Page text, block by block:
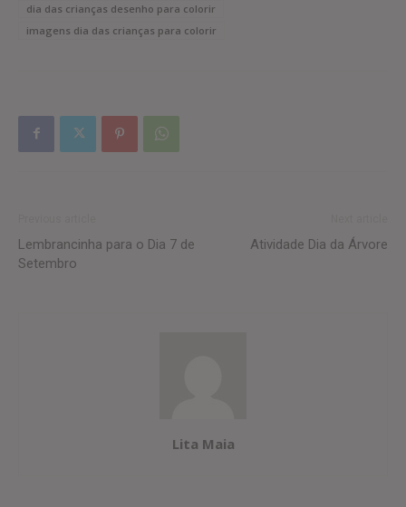
dia das crianças desenho para colorir
imagens dia das crianças para colorir
Lembrancinha para o Dia 7 de
Setembro
Atividade Dia da Árvore
Lita Maia